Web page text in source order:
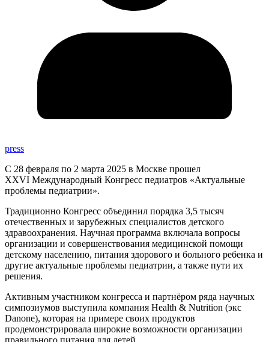
press
С 28 февраля по 2 марта 2025 в Москве прошел
ХХVI Международный Конгресс педиатров «Актуальные
проблемы педиатрии».
Традиционно Конгресс объединил порядка 3,5 тысяч
отечественных и зарубежных специалистов детского
здравоохранения. Научная программа включала вопросы
организации и совершенствования медицинской помощи
детскому населению, питания здорового и больного ребенка и
другие актуальные проблемы педиатрии, а также пути их
решения.
Активным участником конгресса и партнёром ряда научных
симпозиумов выступила компания Health & Nutrition (экс
Danone), которая на примере своих продуктов
продемонстрировала широкие возможности организации